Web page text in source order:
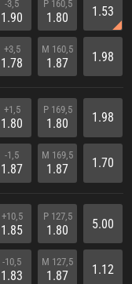
-3,5
1.90
+3,5
1.78
P 160,5
1.80
M 160,5
1.87
1.53
1.98
+1,5
1.80
-1,5
1.87
P 169,5
1.80
M 169,5
1.87
1.98
1.70
+10,5
1.85
-10,5
1.83
P 127,5
1.80
M 127,5
1.87
5.00
1.12